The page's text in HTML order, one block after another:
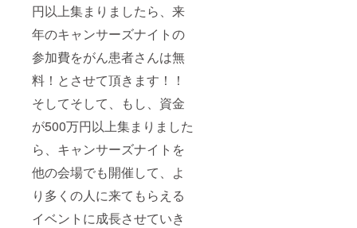
円以上集まりましたら、来
年のキャンサーズナイトの
参加費をがん患者さんは無
料！とさせて頂きます！！
そしてそして、もし、資金
が500万円以上集まりました
ら、キャンサーズナイトを
他の会場でも開催して、よ
り多くの人に来てもらえる
イベントに成長させていき